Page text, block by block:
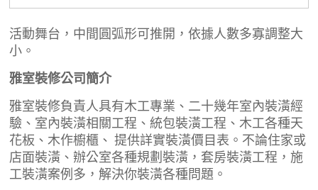
活動舞台，中間圓弧形可推開，依據人數多寡調整大
小。
雅室裝修公司簡介
雅室裝修負責人具有木工專業、二十幾年室內裝潢經
驗、室內裝潢相關工程、統包裝潢工程、木工各種天
花板、木作櫥櫃、 提供詳實裝潢價目表。不論住家或
店面裝潢、辦公室各種規劃裝潢，套房裝潢工程，施
工裝潢案例多，解決你裝潢各種問題。